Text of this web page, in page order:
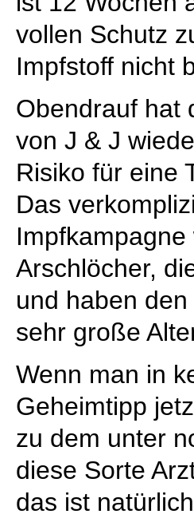
vollen Schutz
Impfstoff nicht
Obendrauf hat
von J & J
Risiko für eine
Das
Arschlöcher,
und haben
sehr große
Wenn man in
Geheimtipp
zu dem unter
diese Sorte
das ist